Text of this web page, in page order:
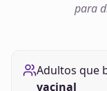
para
Adultos que
vacinal